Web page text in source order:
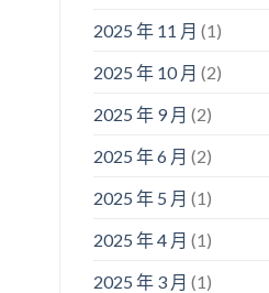
2025 年 11 月 (1)
2025 年 10 月 (2)
2025 年 9 月 (2)
2025 年 6 月 (2)
2025 年 5 月 (1)
2025 年 4 月 (1)
2025 年 3 月 (1)